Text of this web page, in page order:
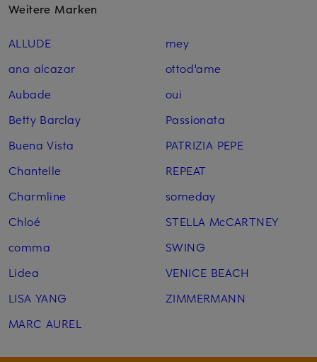
Weitere Marken
ALLUDE
ana alcazar
Aubade
Betty Barclay
Buena Vista
Chantelle
Charmline
Chloé
comma
Lidea
LISA YANG
MARC AUREL
mey
ottod'ame
oui
Passionata
PATRIZIA PEPE
REPEAT
someday
STELLA McCARTNEY
SWING
VENICE BEACH
ZIMMERMANN